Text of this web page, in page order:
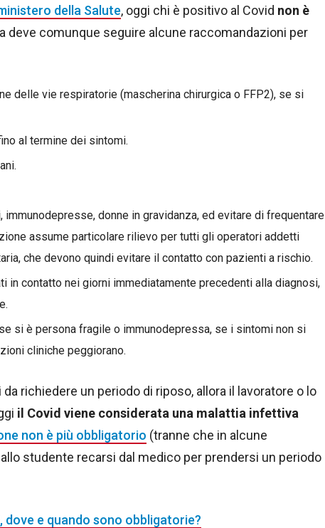
della Salute, oggi chi è positivo al Covid non è
deve comunque seguire alcune raccomandazioni per
delle vie respiratorie (mascherina chirurgica o FFP2), se si
al termine dei sintomi.
donne in gravidanza, ed evitare di frequentare
assume particolare rilievo per tutti gli operatori addetti
che devono quindi evitare il contatto con pazienti a rischio.
in contatto nei giorni immediatamente precedenti alla diagnosi,
si è persona fragile o immunodepressa, se i sintomi non si
cliniche peggiorano.
richiedere un periodo di riposo, allora il lavoratore o lo
il Covid viene considerata una malattia infettiva
non è più obbligatorio (tranne che in alcune
studente recarsi dal medico per prendersi un periodo
dove e quando sono obbligatorie?